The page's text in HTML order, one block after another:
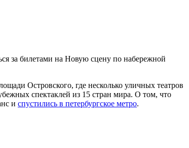
за билетами на Новую сцену по набережной
Островского, где несколько уличных театров
спектаклей из 15 стран мира. О том, что
и спустились в петербургское метро.